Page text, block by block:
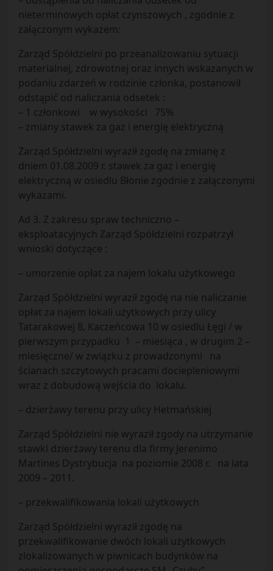
nieterminowych opłat czynszowych , zgodnie z
załączonym wykazem:
Zarząd Spółdzielni po przeanalizowaniu sytuacji
materialnej, zdrowotnej oraz innych wskazanych w
podaniu zdarzeń w rodzinie członka, postanowił
odstąpić od naliczania odsetek :
– 1 członkowi w wysokości 75%
– zmiany stawek za gaz i energię elektryczną
Zarząd Spółdzielni wyraził zgodę na zmianę z
dniem 01.08.2009 r. stawek za gaz i energię
elektryczną w osiedlu Błonie zgodnie z załączonymi
wykazami.
Ad 3. Z zakresu spraw techniczno –
eksploatacyjnych Zarząd Spółdzielni rozpatrzył
wnioski dotyczące :
– umorzenie opłat za najem lokalu użytkowego
Zarząd Spółdzielni wyraził zgodę na nie naliczanie
opłat za najem lokali użytkowych przy ulicy
Tatarakowej 8, Kaczeńcowa 10 w osiedlu Łęgi / w
pierwszym przypadku 1 – miesiąca , w drugim 2 –
miesięczne/ w związku z prowadzonymi na
ścianach szczytowych pracami dociepleniowymi
wraz z dobudową wejścia do lokalu.
– dzierżawy terenu przy ulicy Hetmańskiej
Zarząd Spółdzielni nie wyraził zgody na utrzymanie
stawki dzierżawy terenu dla firmy Jerenimo
Martines Dystrybucja na poziomie 2008 r. na lata
2009 – 2011.
– przekwalifikowania lokali użytkowych
Zarząd Spółdzielni wyraził zgodę na
przekwalifikowanie dwóch lokali użytkowych
zlokalizowanych w piwnicach budynków na